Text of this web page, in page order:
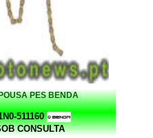
PES BENDA
511160
CONSULTA